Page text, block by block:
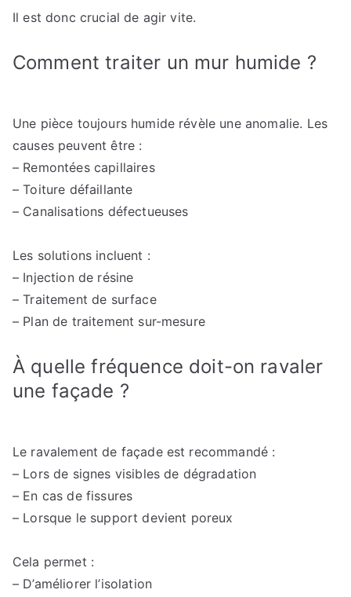
Il est donc crucial de agir vite.
Comment traiter un mur humide ?
Une pièce toujours humide révèle une anomalie. Les
causes peuvent être :
– Remontées capillaires
– Toiture défaillante
– Canalisations défectueuses
Les solutions incluent :
– Injection de résine
– Traitement de surface
– Plan de traitement sur-mesure
À quelle fréquence doit-on ravaler
une façade ?
Le ravalement de façade est recommandé :
– Lors de signes visibles de dégradation
– En cas de fissures
– Lorsque le support devient poreux
Cela permet :
– D’améliorer l’isolation